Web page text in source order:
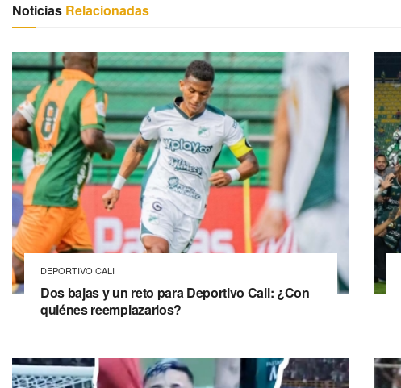
Noticias Relacionadas
DEPORTIVO CALI
Dos bajas y un reto para Deportivo Cali: ¿Con
quiénes reemplazarlos?